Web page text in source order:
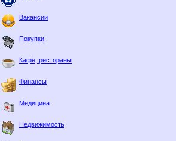
Вакансии
Покупки
Кафе, рестораны
Финансы
Медицина
Недвижимость